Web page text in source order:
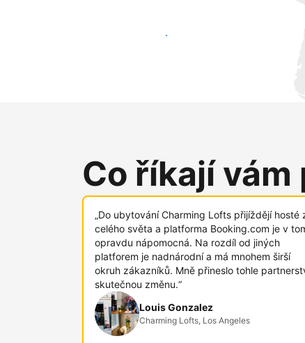
Oslovit nové hosty už dnes
Co říkají
„Do ubytování Charming Lofts přijíždějí hosté
celého světa a platforma Booking.com je v
opravdu nápomocná. Na rozdíl od jiných
platforem je nadnárodní a má mnohem širší
okruh zákazníků. Mně přineslo tohle
skutečnou změnu.“
Louis Gonzalez
Charming Lofts, Los Angeles